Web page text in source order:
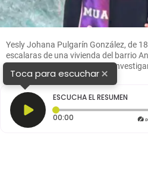
Yesly Johana Pulgarín González, de
escalaras de una vivienda del barrio
(Santa Cruz). Por este hecho
Toca para escuchar×
ESCUCHA EL RESUMEN
00:00 Tiempo